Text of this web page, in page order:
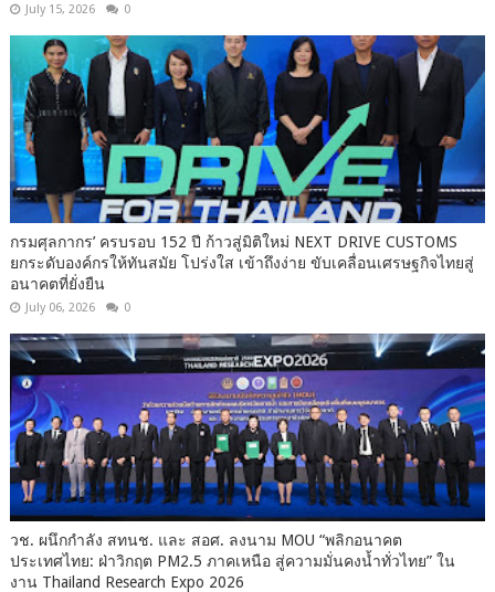
July 15, 2026 0
กรมศุลกากร’ ครบรอบ 152 ปี ก้าวสู่มิติใหม่ NEXT DRIVE CUSTOMS
ยกระดับองค์กรให้ทันสมัย โปร่งใส เข้าถึงง่าย ขับเคลื่อนเศรษฐกิจไทยสู่
อนาคตที่ยั่งยืน
July 06, 2026 0
วช. ผนึกกำลัง สทนช. และ สอศ. ลงนาม MOU “พลิกอนาคต
ประเทศไทย: ฝ่าวิกฤต PM2.5 ภาคเหนือ สู่ความมั่นคงน้ำทั่วไทย” ใน
งาน Thailand Research Expo 2026